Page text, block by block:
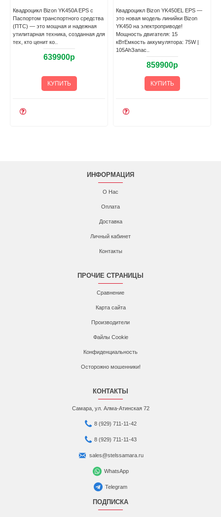
Квадроцикл Bizon YK450A EPS c
Паспортом транспортного средства
(ПТС) — это мощная и надежная
утилитарная техника, созданная для
тех, кто ценит ко..
639900р
КУПИТЬ
Квадроцикл Bizon YK450EL EPS —
это новая модель линийки Bizon
YK450 на электроприводе!
Мощность двигателя: 15
кВтЕмкость аккумулятора: 75W |
105AhЗапас..
859900р
КУПИТЬ
ИНФОРМАЦИЯ
О Нас
Оплата
Доставка
Личный кабинет
Контакты
ПРОЧИЕ СТРАНИЦЫ
Сравнение
Карта сайта
Производители
Файлы Cookie
Конфиденциальность
Осторожно мошенники!
КОНТАКТЫ
Самара, ул. Алма-Атинская 72
8 (929) 711-11-42
8 (929) 711-11-43
sales@stelssamara.ru
WhatsApp
Telegram
ПОДПИСКА